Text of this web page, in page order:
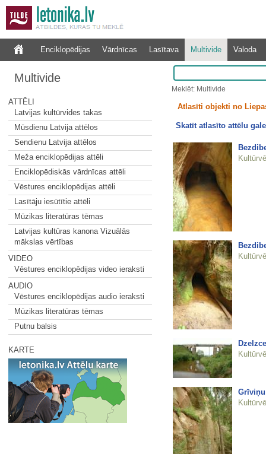
Enciklopēdijas Vārdnīcas Lasītava Multivide Valoda
Multivide
ATTĒLI
Latvijas kultūrvides takas
Mūsdienu Latvija attēlos
Sendienu Latvija attēlos
Meža enciklopēdijas attēli
Enciklopēdiskās vārdnīcas attēli
Vēstures enciklopēdijas attēli
Lasītāju iesūtītie attēli
Mūzikas literatūras tēmas
Latvijas kultūras kanona Vizuālās
mākslas vērtības
VIDEO
Vēstures enciklopēdijas video ieraksti
AUDIO
Vēstures enciklopēdijas audio ieraksti
Mūzikas literatūras tēmas
Putnu balsis
KARTE
Meklēt: Multivide
Atlasīti objekti no
Skatīt atlasīto attēlu